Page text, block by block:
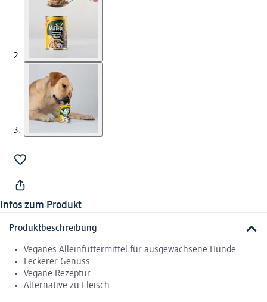
Infos zum Produkt
Produktbeschreibung
Veganes Alleinfuttermittel für ausgewachsene Hunde
Leckerer Genuss
Vegane Rezeptur
Alternative zu Fleisch